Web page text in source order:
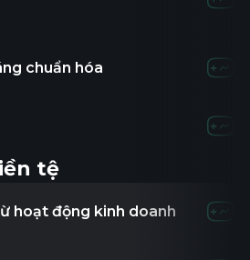
chuẩn hóa
tệ
hoạt động kinh doanh-172K